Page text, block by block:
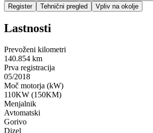
Register
Tehnični pregled Vpliv na okolje
Lastnosti
Prevoženi kilometri
140.854 km
Prva registracija
05/2018
Moč motorja (kW)
110KW (150KM)
Menjalnik
Avtomatski
Gorivo
Dizel